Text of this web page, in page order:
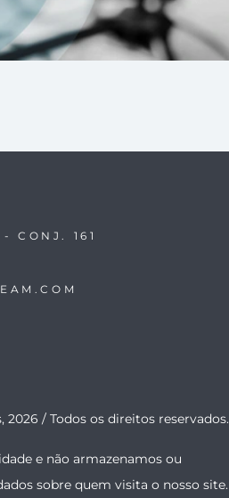
CONJ. 161
2026 / Todos os direitos reservados.
e não armazenamos ou
sobre quem visita o nosso site.